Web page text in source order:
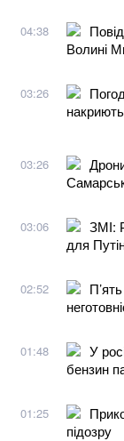
04:38
Волині
03:26
03:26
03:06
ЗМІ:
для
02:52
01:48
У
бензин
01:25
підозру